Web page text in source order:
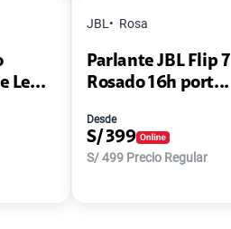
Le...
JBL Rosa
Parlante JBL Flip 7
Rosado 16h port...
Desde
S/ 399
S/499 Precio Regular